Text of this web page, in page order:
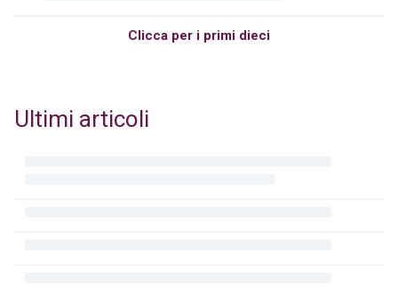
Clicca per i primi dieci
Ultimi articoli